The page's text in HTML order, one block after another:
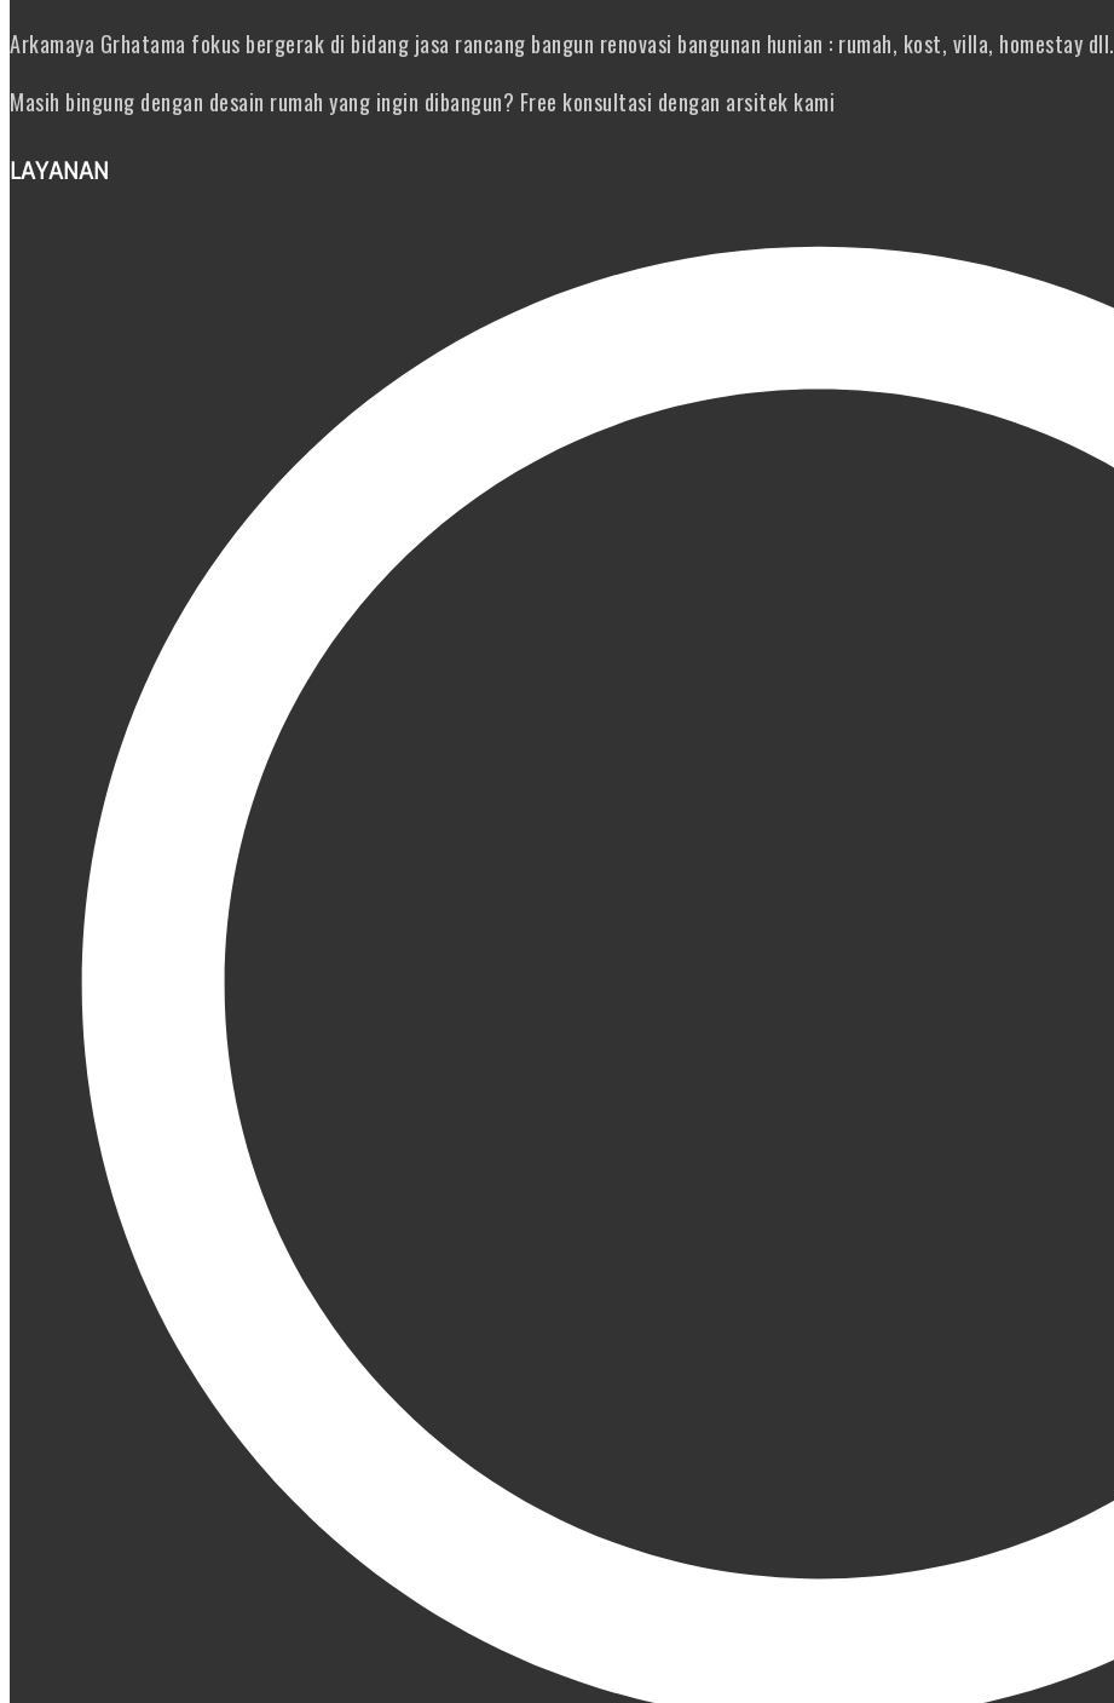
Arkamaya Grhatama fokus bergerak di bidang jasa rancang bangun renovasi bangunan hunian : rumah, kost, villa, homestay dll.
Masih bingung dengan desain rumah yang ingin dibangun? Free konsultasi dengan arsitek kami
LAYANAN